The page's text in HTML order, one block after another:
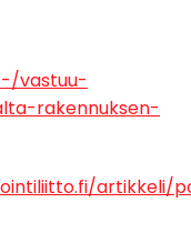
vastuu-
rakennuksen-
artikkeli/